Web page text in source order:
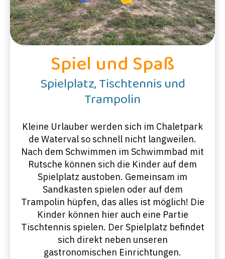
Spiel und Spaß
Spielplatz, Tischtennis und
Trampolin
Kleine Urlauber werden sich im Chaletpark
de Waterval so schnell nicht langweilen.
Nach dem Schwimmen im Schwimmbad mit
Rutsche können sich die Kinder auf dem
Spielplatz austoben. Gemeinsam im
Sandkasten spielen oder auf dem
Trampolin hüpfen, das alles ist möglich! Die
Kinder können hier auch eine Partie
Tischtennis spielen. Der Spielplatz befindet
sich direkt neben unseren
gastronomischen Einrichtungen.